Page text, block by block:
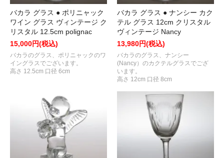
バカラ グラス ● ポリニャック
ワイン グラス ヴィンテージ ク
リスタル 12.5cm polignac
15,000円(税込)
バカラのグラス、ポリニャックのワ
イングラスでございます。
高さ 12.5cm 口径 6cm
バカラ グラス ● ナンシー カク
テル グラス 12cm クリスタル
ヴィンテージ Nancy
13,980円(税込)
バカラのグラス、ナンシー
(Nancy）のカクテルグラスでござ
います。
高さ 12cm 口径 8cm